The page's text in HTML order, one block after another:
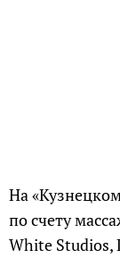
На
по счету
White Studios,